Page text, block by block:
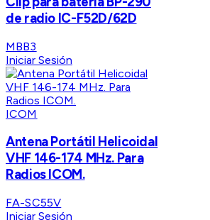
de radio IC-F52D/62D
MBB3
Iniciar Sesión
ICOM
Antena Portátil Helicoidal
VHF 146-174 MHz. Para
Radios ICOM.
FA-SC55V
Iniciar Sesión